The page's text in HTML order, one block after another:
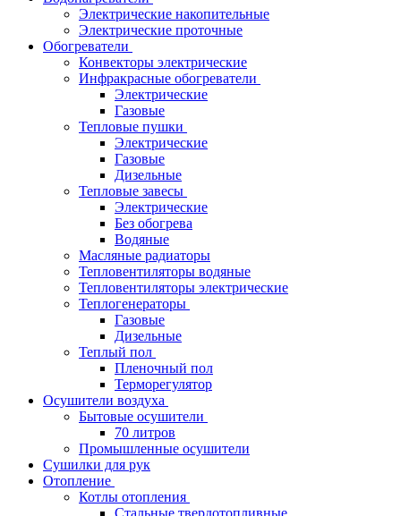
Электрические накопительные
Электрические проточные
Обогреватели
Конвекторы электрические
Инфракрасные обогреватели
Электрические
Газовые
Тепловые пушки
Электрические
Газовые
Дизельные
Тепловые завесы
Электрические
Без обогрева
Водяные
Масляные радиаторы
Тепловентиляторы водяные
Тепловентиляторы электрические
Теплогенераторы
Газовые
Дизельные
Теплый пол
Пленочный пол
Терморегулятор
Осушители воздуха
Бытовые осушители
70 литров
Промышленные осушители
Сушилки для рук
Отопление
Котлы отопления
Стальные твердотопливные